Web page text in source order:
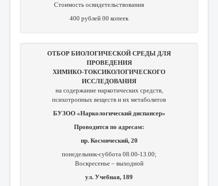
Стоимость освидетельствования
400 рублей 00 копеек
ОТБОР БИОЛОГИЧЕСКОЙ СРЕДЫ ДЛЯ
ПРОВЕДЕНИЯ
ХИМИКО-ТОКСИКОЛОГИЧЕСКОГО
ИССЛЕДОВАНИЯ
на содержание наркотических средств,
психотропных веществ и их метаболитов
БУЗОО «Наркологический диспансер»
Проводится по адресам:
пр. Космический, 20
понедельник-суббота 08.00-13.00;
Воскресенье – выходной
ул. Учебная, 189